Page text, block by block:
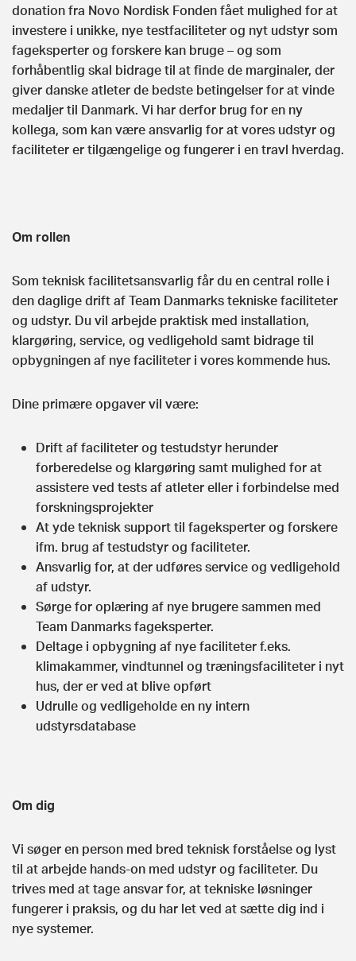
donation fra Novo Nordisk Fonden fået mulighed for at
investere i unikke, nye testfaciliteter og nyt udstyr som
fageksperter og forskere kan bruge – og som
forhåbentlig skal bidrage til at finde de marginaler, der
giver danske atleter de bedste betingelser for at vinde
medaljer til Danmark. Vi har derfor brug for en ny
kollega, som kan være ansvarlig for at vores udstyr og
faciliteter er tilgængelige og fungerer i en travl hverdag.
Om rollen
Som teknisk facilitetsansvarlig får du en central rolle i
den daglige drift af Team Danmarks tekniske faciliteter
og udstyr. Du vil arbejde praktisk med installation,
klargøring, service, og vedligehold samt bidrage til
opbygningen af nye faciliteter i vores kommende hus.
Dine primære opgaver vil være:
Drift af faciliteter og testudstyr herunder
forberedelse og klargøring samt mulighed for at
assistere ved tests af atleter eller i forbindelse med
forskningsprojekter
At yde teknisk support til fageksperter og forskere
ifm. brug af testudstyr og faciliteter.
Ansvarlig for, at der udføres service og vedligehold
af udstyr.
Sørge for oplæring af nye brugere sammen med
Team Danmarks fageksperter.
Deltage i opbygning af nye faciliteter f.eks.
klimakammer, vindtunnel og træningsfaciliteter i nyt
hus, der er ved at blive opført
Udrulle og vedligeholde en ny intern
udstyrsdatabase
Om dig
Vi søger en person med bred teknisk forståelse og lyst
til at arbejde hands-on med udstyr og faciliteter. Du
trives med at tage ansvar for, at tekniske løsninger
fungerer i praksis, og du har let ved at sætte dig ind i
nye systemer.